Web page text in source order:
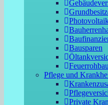
Bausparen
Pflege und
Private